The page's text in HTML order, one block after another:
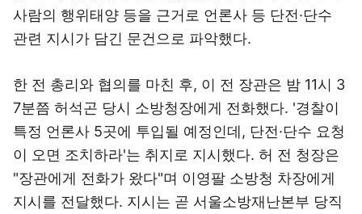
사람의 행위태양 등을 근거로 언론사 등 단전·단수
관련 지시가 담긴 문건으로 파악했다.
한 전 총리와 협의를 마친 후, 이 전 장관은 밤 11시 3
7분쯤 허석곤 당시 소방청장에게 전화했다. '경찰이
특정 언론사 5곳에 투입될 예정인데, 단전·단수 요청
이 오면 조치하라'는 취지로 지시했다. 허 전 청장은
"장관에게 전화가 왔다"며 이영팔 소방청 차장에게
지시를 전달했다. 지시는 곧 서울소방재난본부 당직